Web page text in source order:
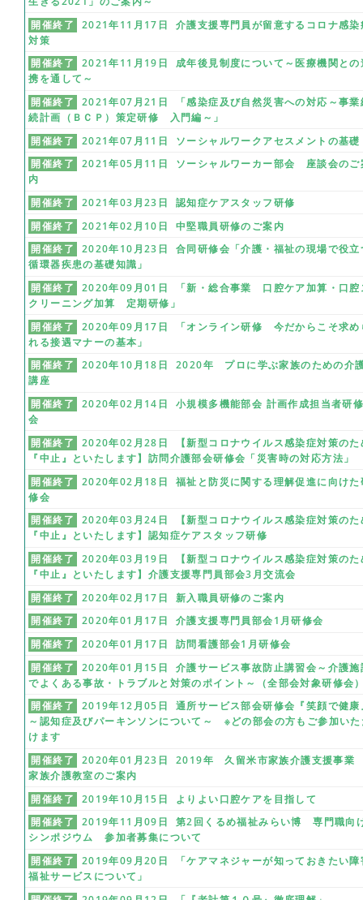
開催終了
2021年11月17日 介護支援専門員が留意するコロナ感染
対策
開催終了
2021年11月19日 成年後見制度について～医療機関との
携を通して～
開催終了
2021年07月21日 「感染症及び自然災害への対応～事業
続計画（ＢＣＰ）策定研修 入門編～」
開催終了
2021年07月11日 ソーシャルワークアセスメントの基礎
開催終了
2021年05月11日 ソーシャルワーカー部会 座談会のご
内
開催終了
2021年03月23日 認知症ケアスタッフ研修
開催終了
2021年02月10日 中堅職員研修のご案内
開催終了
2020年10月23日 合同研修会「介護・福祉の現場で役立
循環器疾患の基礎知識」
開催終了
2020年09月01日 「新・総合事業 口腔ケア加算・口腔
クリーニング加算 定期研修」
開催終了
2020年09月17日 「オンライン研修 今だからこそ求め
れる接遇マナーの基本」
開催終了
2020年10月18日 2020年 プロに学ぶ家族のための介
講座
開催終了
2020年02月14日 小規模多機能部会 計画作成担当者研
会
開催終了
2020年02月28日 【新型コロナウイルス感染症対策のた
『中止』といたします】訪問介護部会研修会「災害時の対応方法」
開催終了
2020年02月18日 福祉と防災に関する理解促進に向けた
修会
開催終了
2020年03月24日 【新型コロナウイルス感染症対策のた
『中止』といたします】認知症ケアスタッフ研修
開催終了
2020年03月19日 【新型コロナウイルス感染症対策のた
『中止』といたします】介護支援専門員部会3月交流会
開催終了
2020年02月17日 新入職員研修のご案内
開催終了
2020年01月17日 介護支援専門員部会1月研修会
開催終了
2020年01月17日 訪問看護部会1月研修会
開催終了
2020年01月15日 介護サービス事故防止講習会～介護施
でよくある事故・トラブルと対策のポイント～（全部会対象研修会
開催終了
2019年12月05日 通所サービス部会研修会『笑顔で健康
～認知症及びパーキンソンについて～ ※どの部会の方もご参加い
けます
開催終了
2020年01月23日 2019年 久留米市家族介護支援事
家族介護教室のご案内
開催終了
2019年10月15日 よりよい口腔ケアを目指して
開催終了
2019年11月09日 第2回くるめ福祉みらい博 専門職向
シンポジウム 参加者募集について
開催終了
2019年09月20日 「ケアマネジャーが知っておきたい障
福祉サービスについて」